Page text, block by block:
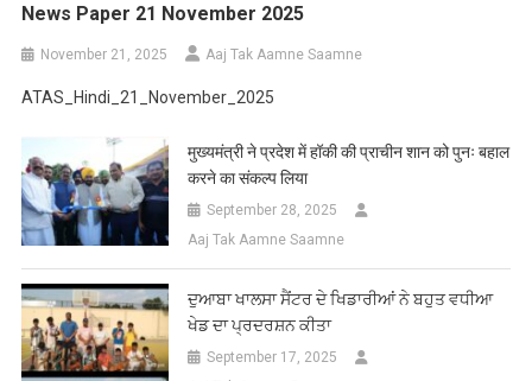
News Paper 21 November 2025
November 21, 2025 Aaj Tak Aamne Saamne
ATAS_Hindi_21_November_2025
मुख्यमंत्री ने प्रदेश में हॉकी की प्राचीन शान को पुनः बहाल
करने का संकल्प लिया
September 28, 2025
Aaj Tak Aamne Saamne
ਦੁਆਬਾ ਖਾਲਸਾ ਸੈਂਟਰ ਦੇ ਖਿਡਾਰੀਆਂ ਨੇ ਬਹੁਤ ਵਧੀਆ
ਖੇਡ ਦਾ ਪ੍ਰਦਰਸ਼ਨ ਕੀਤਾ
September 17, 2025